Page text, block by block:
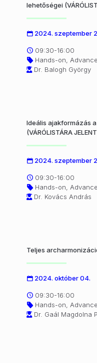
lehetőségei
2024. szeptember
09:30-16:00
Hands-on,
Dr. Balogh György
Ideális ajakformázás
(VÁRÓLISTÁRA
2024. szeptember
09:30-16:00
Hands-on,
Dr. Kovács András
Teljes
2024. október 04.
09:30-16:00
Hands-on,
Dr. Gaál Magdolna